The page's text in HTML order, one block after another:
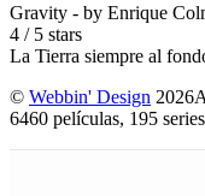
Gravity - by Enrique
4 / 5 stars
La Tierra siempre al
© Webbin' Design 2026
6460 películas, 195